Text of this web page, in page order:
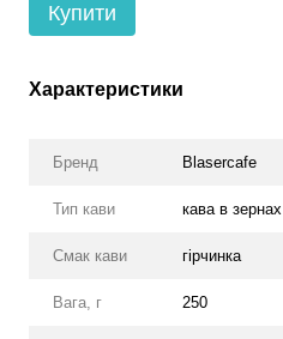
Купити
Характеристики
Бренд Blasercafe
Тип кави кава в зернах
Смак кави гірчинка
Вага, г 250